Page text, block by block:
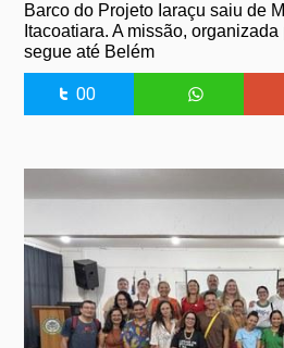
Barco do Projeto Iaraçu saiu de
Itacoatiara. A missão,
segue até Belém
00